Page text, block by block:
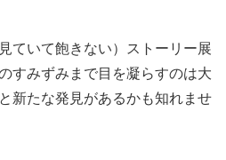
ていて飽きない）ストーリー展
すみずみまで目を凝らすのは大
新たな発見があるかも知れませ